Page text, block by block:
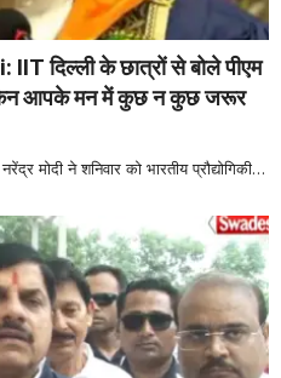
दिल्ली के छात्रों से बोले पीएम
लेकिन आपके मन में कुछ न कुछ जरूर
मोदी ने शनिवार को भारतीय प्रौद्योगिकी…